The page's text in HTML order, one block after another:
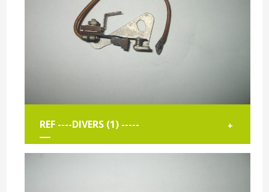
REF ----DIVERS (1) ----- +